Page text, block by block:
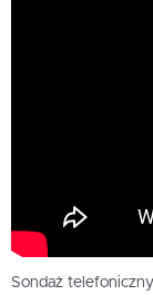
Sondaż